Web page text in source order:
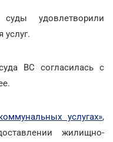
удовлетворили
услуг.
ВС согласилась с
услугах»,
жилищно-